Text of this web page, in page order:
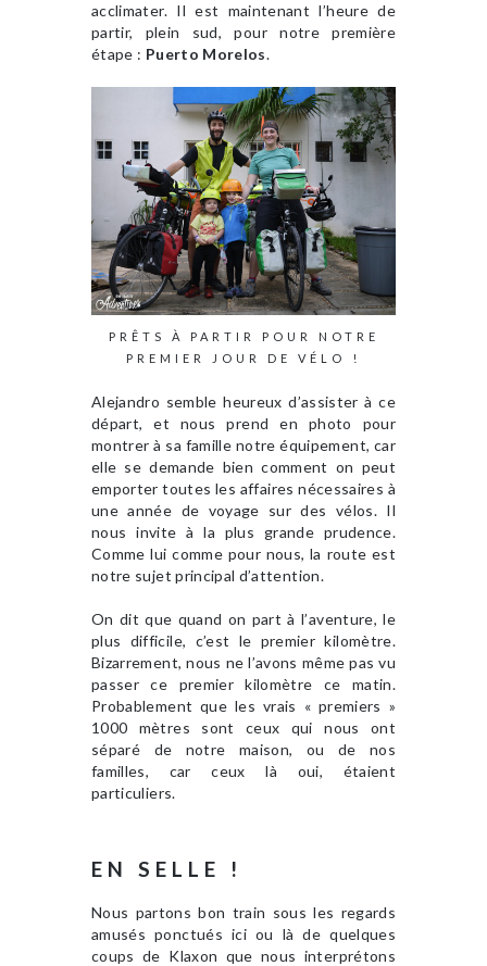
acclimater. Il est maintenant l’heure de
partir, plein sud, pour notre première
étape : Puerto Morelos.
PRÊTS À PARTIR POUR NOTRE
PREMIER JOUR DE VÉLO !
Alejandro semble heureux d’assister à ce
départ, et nous prend en photo pour
montrer à sa famille notre équipement, car
elle se demande bien comment on peut
emporter toutes les affaires nécessaires à
une année de voyage sur des vélos. Il
nous invite à la plus grande prudence.
Comme lui comme pour nous, la route est
notre sujet principal d’attention.
On dit que quand on part à l’aventure, le
plus difficile, c’est le premier kilomètre.
Bizarrement, nous ne l’avons même pas vu
passer ce premier kilomètre ce matin.
Probablement que les vrais « premiers »
1000 mètres sont ceux qui nous ont
séparé de notre maison, ou de nos
familles, car ceux là oui, étaient
particuliers.
EN SELLE !
Nous partons bon train sous les regards
amusés ponctués ici ou là de quelques
coups de Klaxon que nous interprétons